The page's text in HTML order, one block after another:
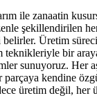
ile zanaatin
şekillendirilen
Üretim
bir
sunuyoruz. Her
kendine
üretim değil, her